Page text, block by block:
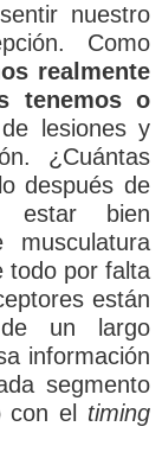
nuestro
Como
realmente
tenemos o
lesiones y
¿Cuántas
después de
estar bien
todo por falta
están
de un largo
información
segmento
con el timing